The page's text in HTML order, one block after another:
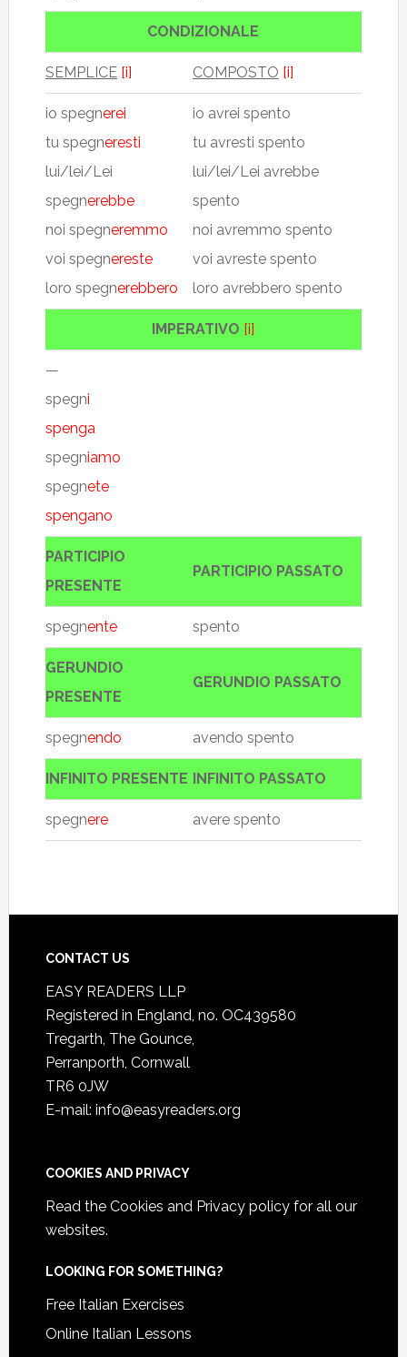
CONDIZIONALE
SEMPLICE [i] COMPOSTO [i]
io spegnerei
tu spegneresti
lui/lei/Lei
spegnerebbe
noi spegneremmo
voi spegnereste
loro spegnerebbero
io avrei spento
tu avresti spento
lui/lei/Lei avrebbe
spento
noi avremmo spento
voi avreste spento
loro avrebbero spento
IMPERATIVO [i]
—
spegni
spenga
spegniamo
spegnete
spengano
PARTICIPIO
PRESENTE
PARTICIPIO PASSATO
spegnente spento
GERUNDIO
PRESENTE
GERUNDIO PASSATO
spegnendo avendo spento
INFINITO PRESENTE INFINITO PASSATO
spegnere avere spento
CONTACT US
EASY READERS LLP
Registered in England, no. OC439580
Tregarth, The Gounce,
Perranporth, Cornwall
TR6 0JW
E-mail: info@easyreaders.org
COOKIES AND PRIVACY
Read the Cookies and Privacy policyfor all our
websites.
LOOKING FOR SOMETHING?
Free Italian Exercises
Online Italian Lessons